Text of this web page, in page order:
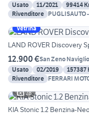
Usato
11/2021 99414
Rivenditore
Vetrina
LAND ROVER Discovery
12.900 €San Zeno Naviglio
Usato
02/2019 157387
Rivenditore FERRARI
28
KIA Stonic 1.2 Benzina-